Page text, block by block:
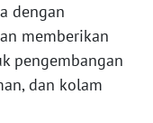
dengan
memberikan
pengembangan
dan kolam